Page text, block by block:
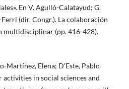
En V. Agulló-Calatayud; G.
(dir. Congr.). La colaboración
multidisciplinar (pp. 416-428).
Martínez, Elena; D’Este, Pablo
in social sciences and